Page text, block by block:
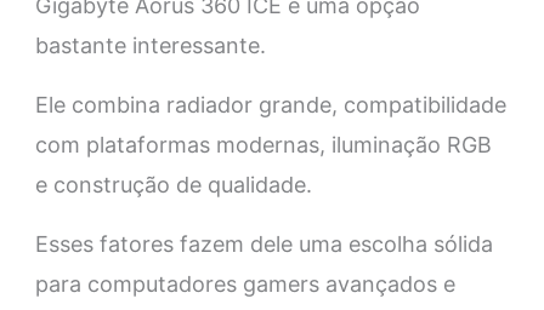
Gigabyte Aorus 360 ICE é uma opção
bastante interessante.
Ele combina radiador grande, compatibilidade
com plataformas modernas, iluminação RGB
e construção de qualidade.
Esses fatores fazem dele uma escolha sólida
para computadores gamers avançados e